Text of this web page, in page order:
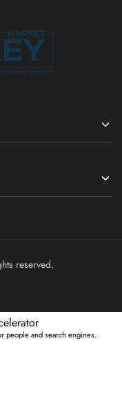
reserved.
people and search engines.